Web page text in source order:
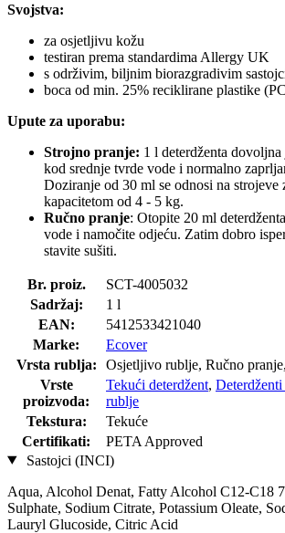
Svojstva:
za osjetljivu kožu
testiran prema standardima Allergy UK
s održivim, biljnim biorazgradivim
boca od min. 25% reciklirane plastike
Upute za uporabu:
Strojno pranje: 1 l deterdženta
kod srednje tvrde vode i normalno
Doziranje od 30 ml se odnosi na strojeve
kapacitetom od 4 - 5 kg.
Ručno pranje: Otopite 20 ml
vode i namočite odjeću. Zatim dobro
stavite sušiti.
Br. proiz.
SCT-4005032
Sadržaj:
1 l
EAN:
5412533421040
Marke:
Ecover
Vrsta rublja:
Osjetljivo rublje, Ručno
Vrste
proizvoda:
Tekući deterdžent,
rublje
Tekstura:
Tekuće
Certifikati:
PETA Approved
Sastojci (INCI)
Aqua, Alcohol Denat, Fatty Alcohol C12-C18
Sulphate, Sodium Citrate, Potassium Oleate,
Lauryl Glucoside, Citric Acid